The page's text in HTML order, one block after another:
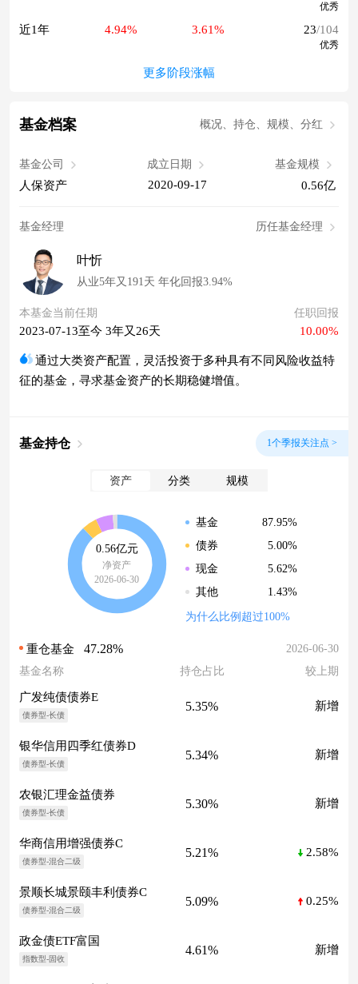
优秀
近1年 4.94% 3.61% 23/104
优秀
更多阶段涨幅
基金档案 概况、持仓、规模、分红
基金公司
人保资产
成立日期
2020-09-17
基金规模
0.56亿
基金经理 历任基金经理
叶忻
从业5年又191天 年化回报3.94%
本基金当前任期
2023-07-13至今 3年又26天
任职回报
10.00%
通过大类资产配置，灵活投资于多种具有不同风险收益特
征的基金，寻求基金资产的长期稳健增值。
基金持仓 1个季报关注点 >
资产 分类 规模
0.56亿元
净资产
2026-06-30
基金
87.95%
债券
5.00%
现金
5.62%
其他
1.43%
为什么比例超过100%
重仓基金 47.28%
2026-06-30
基金名称
持仓占比 较上期
广发纯债债券E
债券型-长债
5.35% 新增
银华信用四季红债券D
债券型-长债
5.34% 新增
农银汇理金益债券
债券型-长债
5.30% 新增
华商信用增强债券C
债券型-混合二级
5.21% 2.58%
景顺长城景颐丰利债券C
债券型-混合二级
5.09% 0.25%
政金债ETF富国
指数型-固收
4.61% 新增